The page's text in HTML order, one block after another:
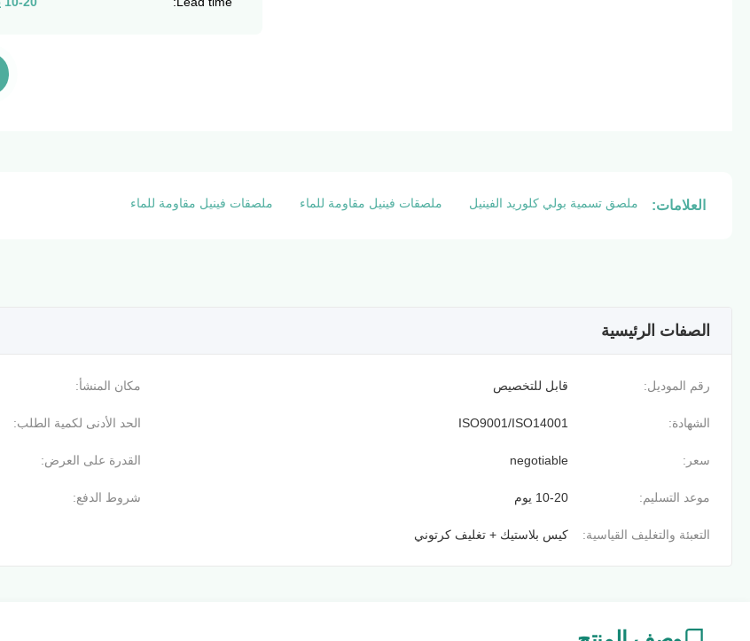
العلامات: ملصق تسمية بولي كلوريد الفينيل ملصقات فينيل مقاومة للماء ملصقات فينيل مقاومة للماء
الصفات الرئيسية
رقم الموديل: قابل للتخصيص مكان المنشأ:
الشهادة: ISO9001/ISO14001 الحد الأدنى لكمية الطلب:
سعر: negotiable القدرة على العرض:
موعد التسليم: 10-20 يوم شروط الدفع:
التعبئة والتغليف القياسية: كيس بلاستيك + تغليف كرتوني